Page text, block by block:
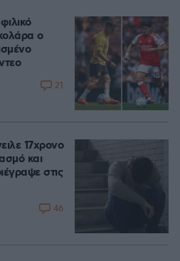
ο
21
17χρονο
και
στις
46